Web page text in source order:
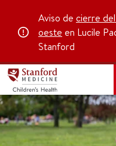
Aviso de cierre
oeste en Lucile
Stanford